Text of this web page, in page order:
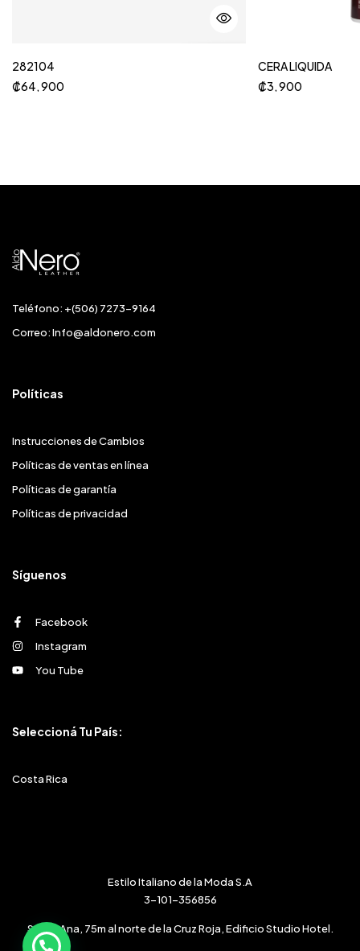
282104
₡64, 900
CERA LIQUIDA
₡3, 900
Teléfono: +(506) 7273-9164
Correo:Info@aldonero.com
Políticas
Instrucciones de Cambios
Políticas de ventas en línea
Políticas de garantía
Políticas de privacidad
Síguenos
Facebook
Instagram
You Tube
Seleccioná Tu País:
Costa Rica
Estilo Italiano de la Moda S.A
3-101-356856
Santa Ana, 75m al norte de la Cruz Roja, Edificio Studio Hotel.